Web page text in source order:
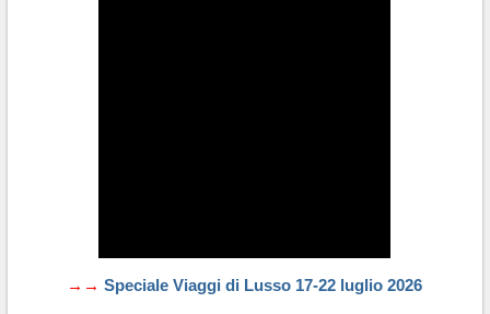
→→ Speciale Viaggi di Lusso 17-22 luglio 2026